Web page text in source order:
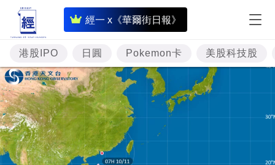
經一 x《華爾街日報》
即
時
財
經
專
題
投
資
港股IPO 日圓 Pokemon卡 美股科技股